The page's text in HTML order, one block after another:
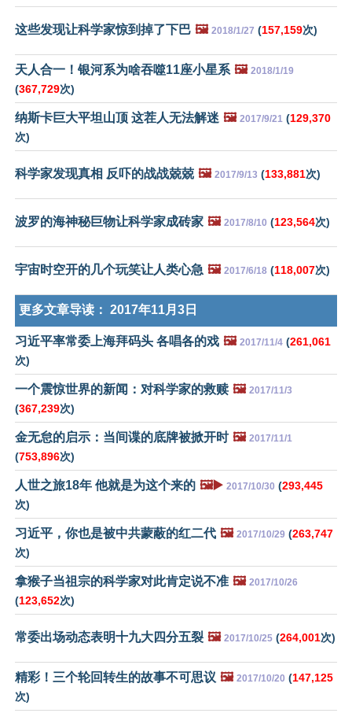
这些发现让科学家惊到掉了下巴 🖼️ 2018/1/27 (157,159次)
天人合一！银河系为啥吞噬11座小星系 🖼️ 2018/1/19
(367,729次)
纳斯卡巨大平坦山顶 这茬人无法解迷 🖼️ 2017/9/21 (129,370
次)
科学家发现真相 反吓的战战兢兢 🖼️ 2017/9/13 (133,881次)
波罗的海神秘巨物让科学家成砖家 🖼️ 2017/8/10 (123,564次)
宇宙时空开的几个玩笑让人类心急 🖼️ 2017/6/18 (118,007次)
更多文章导读： 2017年11月3日
习近平率常委上海拜码头 各唱各的戏 🖼️ 2017/11/4 (261,061
次)
一个震惊世界的新闻：对科学家的救赎 🖼️ 2017/11/3
(367,239次)
金无怠的启示：当间谍的底牌被掀开时 🖼️ 2017/11/1
(753,896次)
人世之旅18年 他就是为这个来的 🖼️▶️ 2017/10/30 (293,445
次)
习近平，你也是被中共蒙蔽的红二代 🖼️ 2017/10/29 (263,747
次)
拿猴子当祖宗的科学家对此肯定说不准 🖼️ 2017/10/26
(123,652次)
常委出场动态表明十九大四分五裂 🖼️ 2017/10/25 (264,001次)
精彩！三个轮回转生的故事不可思议 🖼️ 2017/10/20 (147,125
次)